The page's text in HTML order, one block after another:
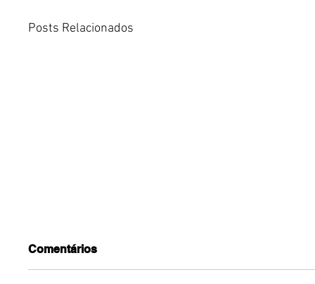
Posts Relacionados
Comentários